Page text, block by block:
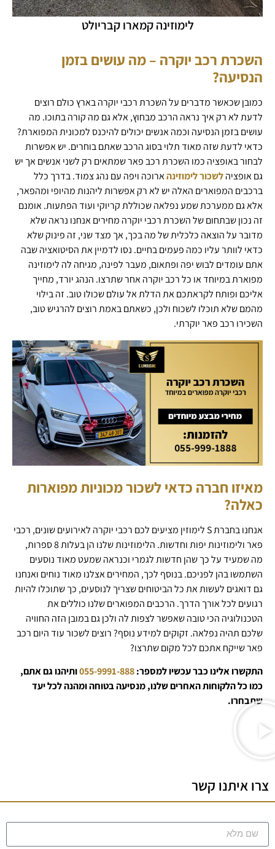
לימוזינה קמארו קבריולט
השכרת רכב יוקרה – מה עושים בזמן
הנסיעה?
כמובן שכאשר מדברים על השכרת רכבי יוקרה בארץ כולם רוצים
לדעת לא רק איך נראה הרכב מבחוץ, אלא גם מה קורה בתוכו. מה
עושים בזמן הנסיעה וכמה אנשים יכולים להיכנס למכונית המפוארת?
כדאי לדעת שזה מאוד תלוי בסוג הרכב שאתם בוחרים. יש אפשרות
לבחור באופציה כמו השכרת רכב פאר שמתאים רק לשני אנשים אך יש
גם אופציהלשכור לימוזינהארוכה ויפה עם נהג צמוד. בדרך כלל
ברכבים המפוארים האלה יש לא רק אפשרות ליהנות מהיופי ומהפאר,
אלא גם ממערכת שמע נפלאה שכוללת קריוקי ועוד הפתעות. אומנם
זה נכון שבתחום של השכרת רכבי יוקרה מחירים אנחנו נראה שלא
מדובר על הוצאה כלכלית של מה בכך, אך מצד שני, זה פינוק שלא
כדאי לוותר עליו כמה פעמים בחיים. נסו לדמיין את הסיטואציה שבה
אתם עומדים לבוש יפה ופתאום, מעבר לפינה, מגיחה לה לימוזינה
מפוארת במיוחד או כל רכב יוקרה אחר שתרצו. הנהג יורד, מחייך
אליכם ופותח לקראתכם את הדלת אל עולם שכולו טוב. זה בילוי
מהמם שלא תוכלו לשכוח ולכן, כשאתם באמת רוצים להרגיש טוב,
השכירו רכב פאר יוקרתי.
מאיזו חברה כדאי לשכור מכוניות מפוארות
כאלה?
אנחנו בחברת S לימוזין מציעים לכם רכבי יוקרה לאירועים שונים, רכבי
פאר ולימוזינות יפות וחדשות. הלימוזינות שלנו הן בעלות 8 ספרות,
מה שמעיד על כך שהן חדשות לגמרי וכנראה שמעט מאוד נוסעים
השתמשו בהן לפניכם. בנוסף לכך, המחירים אצלנו מאוד נוחים ואנחנו
גם דואגים לעשות את כל הביטוחים שצריך לנוסעים, כך שתוכלו להיות
רגועים לכל אורך הדרך. הרכבים המפוארים שלנו כוללים את
הטכנולוגיה הכי טובה שאפשר לצפות לה ולכן גם במובן הזה החוויה
שלכם תהיה נפלאה. זקוקים למידע נוסף? רוצים לשכור עוד היום רכב
פאר שייקח אתכם לכל מקום שתרצו?
התקשרו אלינו כבר עכשיו למספר:055-9991-888ותיהנו גם אתם,
כמו כל הלקוחות האחרים שלנו, מנסיעה בטוחה ומהנה לכל יעד
שתבחרו.
צרו איתנו קשר